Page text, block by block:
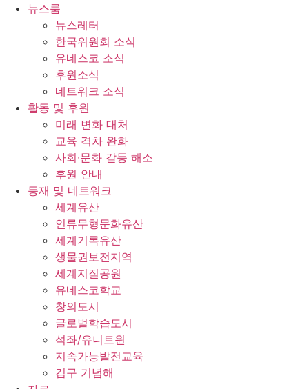
뉴스룸
뉴스레터
한국위원회 소식
유네스코 소식
후원소식
네트워크 소식
활동 및 후원
미래 변화 대처
교육 격차 완화
사회∙문화 갈등 해소
후원 안내
등재 및 네트워크
세계유산
인류무형문화유산
세계기록유산
생물권보전지역
세계지질공원
유네스코학교
창의도시
글로벌학습도시
석좌/유니트윈
지속가능발전교육
김구 기념해